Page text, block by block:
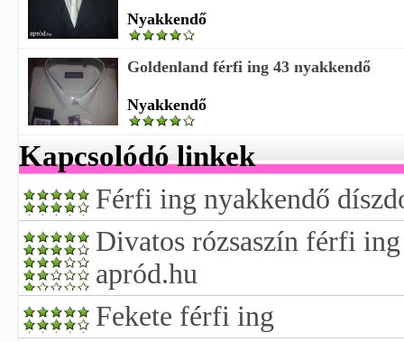
Nyakkendő
Goldenland férfi ing 43 nyakkendő
Nyakkendő
Kapcsolódó linkek
Férfi ing nyakkendő
Divatos rózsaszín férfi
apród.hu
Fekete férfi ing